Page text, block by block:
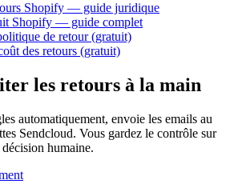
Shopify — guide juridique
Shopify — guide complet
de retour (gratuit)
des retours (gratuit)
les retours à la main
automatiquement, envoie les emails au
Sendcloud. Vous gardez le contrôle sur
humaine.